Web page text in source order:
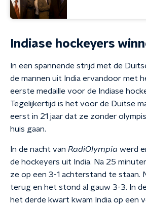
Indiase hockeyers
In een spannende strijd met de
de mannen uit India ervandoor met
eerste medaille voor de Indiase
Tegelijkertijd is het voor de Duitse
eerst in 21 jaar dat ze zonder
huis gaan.
In de nacht van RadiOlympia werd
de hockeyers uit India. Na 25
ze op een 3-1 achterstand te staan.
terug en het stond al gauw 3-3. In
het derde kwart kwam India op een